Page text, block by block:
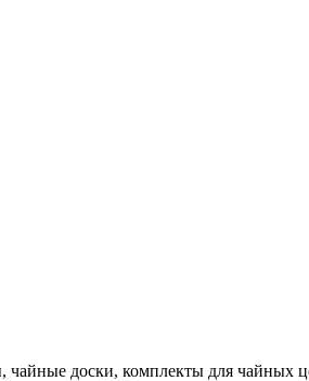
чайные доски, комплекты для чайных